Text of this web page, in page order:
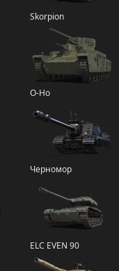
Skorpion
O-Ho
Черномор
ELC EVEN 90